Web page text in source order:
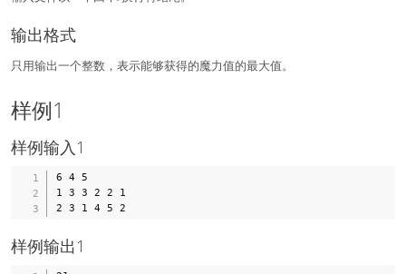
输出格式
只用输出一个整数，表示能够获得的魔力值的最大值。
样例1
样例输入1
6 4 5
1 3 3 2 2 1
样例输出1